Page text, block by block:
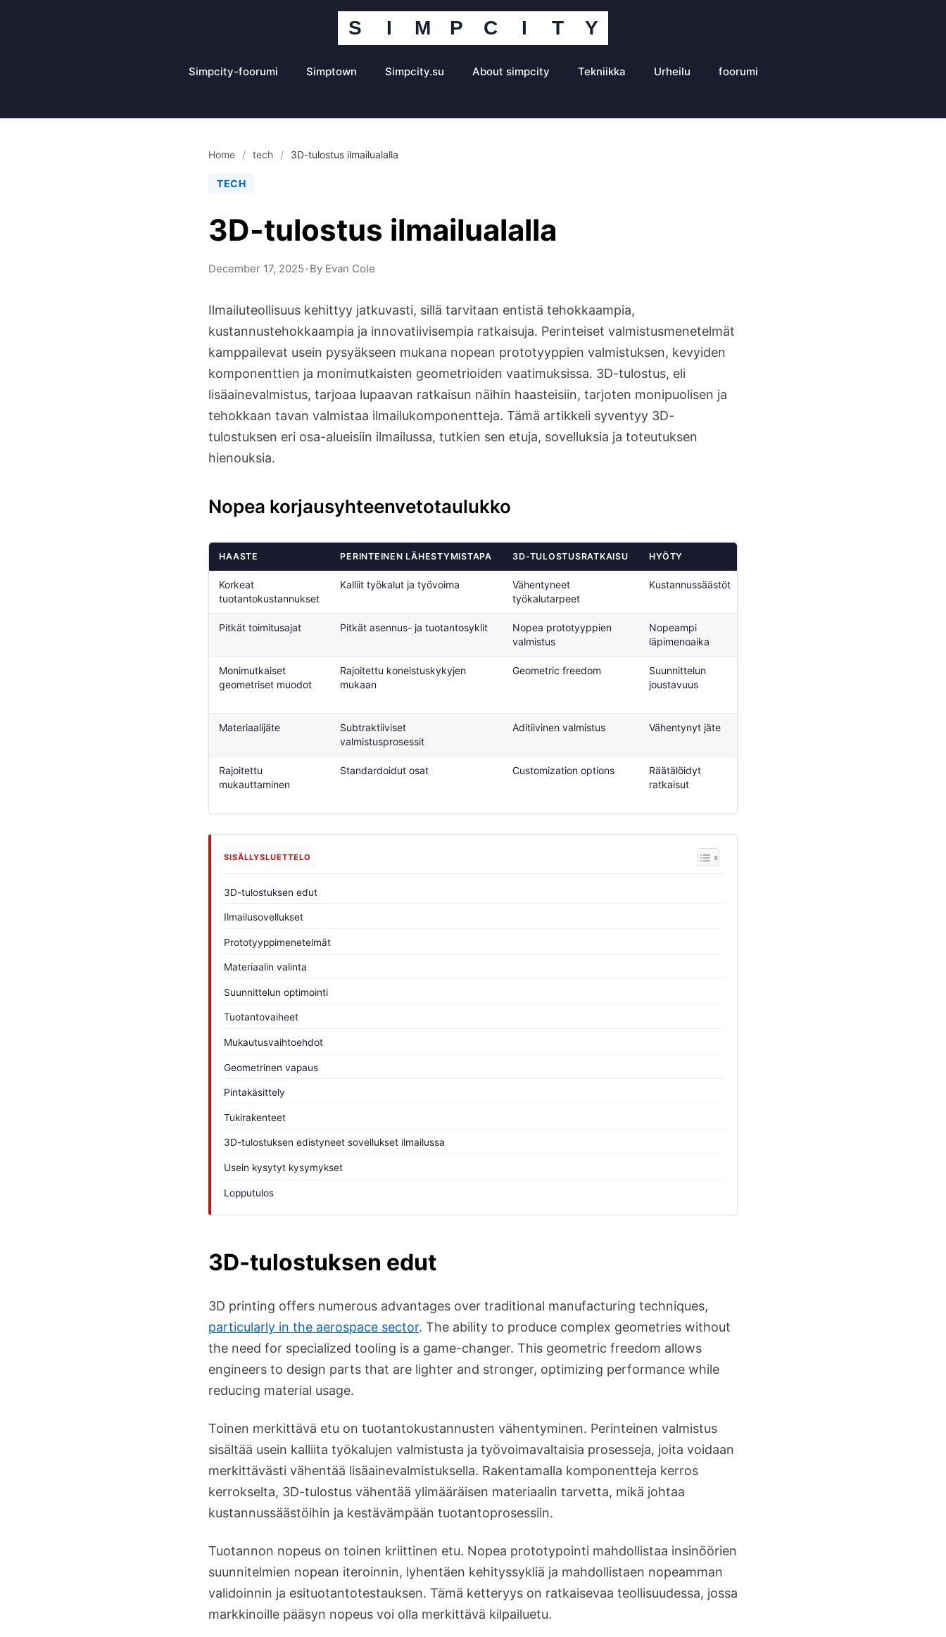
S I M P C I T Y
Simpcity-
Simpcity-foorumi Simptown Simpcity.su About simpcity Tekniikka Urheilu foorumi
Home / tech / 3D-tulostus ilmailualalla
TECH
3D-tulostus ilmailualalla
December 17, 2025•By Evan Cole
Ilmailuteollisuus kehittyy jatkuvasti, sillä tarvitaan entistä tehokkaampia,
kustannustehokkaampia ja innovatiivisempia ratkaisuja. Perinteiset valmistusmenetelmät
kamppailevat usein pysyäkseen mukana nopean prototyyppien valmistuksen, kevyiden
komponenttien ja monimutkaisten geometrioiden vaatimuksissa. 3D-tulostus, eli
lisäainevalmistus, tarjoaa lupaavan ratkaisun näihin haasteisiin, tarjoten monipuolisen ja
tehokkaan tavan valmistaa ilmailukomponentteja. Tämä artikkeli syventyy 3D-
tulostuksen eri osa-alueisiin ilmailussa, tutkien sen etuja, sovelluksia ja toteutuksen
hienouksia.
Nopea korjausyhteenvetotaulukko
HAASTE PERINTEINEN LÄHESTYMISTAPA 3D-TULOSTUSRATKAISU HYÖTY
Korkeat
tuotantokustannukset
Kalliit työkalut ja työvoima
Vähentyneet
työkalutarpeet
Kustannussäästöt
Pitkät toimitusajat Pitkät asennus- ja tuotantosyklit
Nopea prototyyppien
valmistus
Nopeampi
läpimenoaika
Monimutkaiset
geometriset muodot
Rajoitettu koneistuskykyjen
mukaan
Geometric freedom
Suunnittelun
joustavuus
Materiaalijäte
Subtraktiiviset
valmistusprosessit
Aditiivinen valmistus Vähentynyt jäte
Rajoitettu
mukauttaminen
Standardoidut osat Customization options
Räätälöidyt
ratkaisut
SISÄLLYSLUETTELO
3D-tulostuksen edut
Ilmailusovellukset
Prototyyppimenetelmät
Materiaalin valinta
Suunnittelun optimointi
Tuotantovaiheet
Mukautusvaihtoehdot
Geometrinen vapaus
Pintakäsittely
Tukirakenteet
3D-tulostuksen edistyneet sovellukset ilmailussa
Usein kysytyt kysymykset
Lopputulos
3D-tulostuksen edut
3D printing offers numerous advantages over traditional manufacturing techniques,
particularly in the aerospace sector. The ability to produce complex geometries without
the need for specialized tooling is a game-changer. This geometric freedom allows
engineers to design parts that are lighter and stronger, optimizing performance while
reducing material usage.
Toinen merkittävä etu on tuotantokustannusten vähentyminen. Perinteinen valmistus
sisältää usein kalliita työkalujen valmistusta ja työvoimavaltaisia prosesseja, joita voidaan
merkittävästi vähentää lisäainevalmistuksella. Rakentamalla komponentteja kerros
kerrokselta, 3D-tulostus vähentää ylimääräisen materiaalin tarvetta, mikä johtaa
kustannussäästöihin ja kestävämpään tuotantoprosessiin.
Tuotannon nopeus on toinen kriittinen etu. Nopea prototypointi mahdollistaa insinöörien
suunnitelmien nopean iteroinnin, lyhentäen kehityssykliä ja mahdollistaen nopeamman
validoinnin ja esituotantotestauksen. Tämä ketteryys on ratkaisevaa teollisuudessa, jossa
markkinoille pääsyn nopeus voi olla merkittävä kilpailuetu.